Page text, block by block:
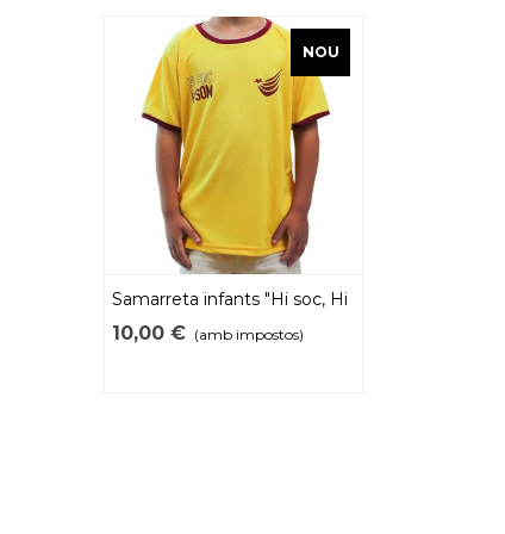
NOU
Samarreta infants "Hi soc, Hi
som" 2026
10,00 € (amb impostos)